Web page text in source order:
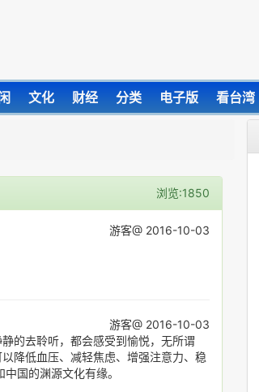
文化 财经 分类 电子版 看台湾
浏览:1850
游客@ 2016-10-03
游客@ 2016-10-03
的去聆听，都会感受到愉悦，无所谓
降低血压、减轻焦虑、增强注意力、稳
国的渊源文化有缘。